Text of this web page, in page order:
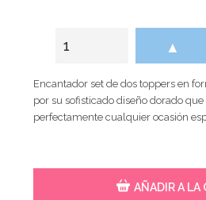
▲
Encantador set de dos toppers en
por su sofisticado diseño dorado
perfectamente cualquier ocasión
AÑADIR A LA